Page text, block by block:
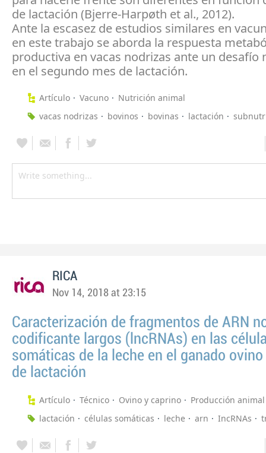
de lactación (Bjerre-Harpøth et al., 2012).
Ante la escasez de estudios similares en
en este trabajo se aborda la respuesta
productiva en vacas nodrizas ante un desafío
en el segundo mes de lactación.
Artículo Vacuno
Nutrición animal
vacas nodrizas
bovinos bovinas lactación
RICA
Nov 14, 2018 at 23:15
Caracterización de fragmentos de ARN
codificante largos (lncRNAs) en las
somáticas de la leche en el ganado
de lactación
Artículo Técnico Ovino y caprino
Producción animal
lactación
células somáticas leche arn IncRNAs